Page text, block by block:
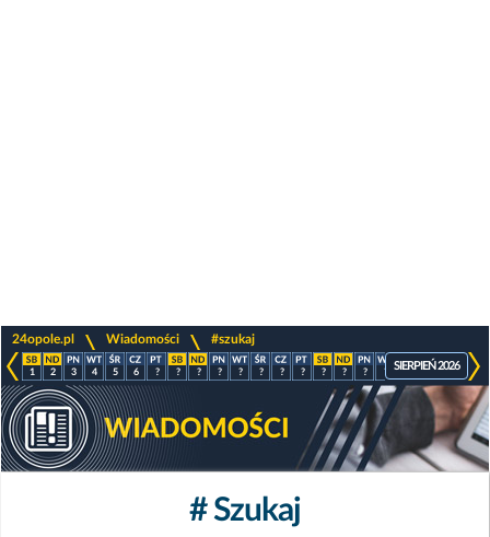
24opole.pl Wiadomości #szukaj
1 2 3 4 5 6 ? ? ? ? ? ? ? ? ? ? ? ? ? ? ?
SIERPIEŃ 2026
# Szukaj